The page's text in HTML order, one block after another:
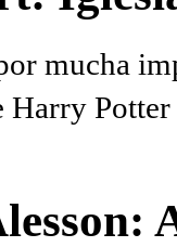
mucha
Harry